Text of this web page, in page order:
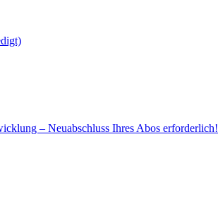
– Neuabschluss Ihres Abos erforderlich!